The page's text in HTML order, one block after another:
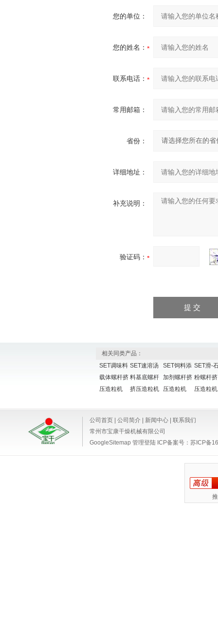
您的单位：
您的姓名：
联系电话：
常用邮箱：
省份：
详细地址：
补充说明：
验证码：
相关同类产品：
SET调味料
载体螺杆挤
压造粒机
SET速溶汤
料基底螺杆
挤压造粒机
SET饲料添
加剂螺杆挤
压造粒机
SET滑-
粉螺杆挤
压造粒机
公司首页 公司简介 新闻中心
联系我们
常州市宝康干燥机械有限公司
GoogleSitemap 管理登陆 ICP备案号： 苏ICP备